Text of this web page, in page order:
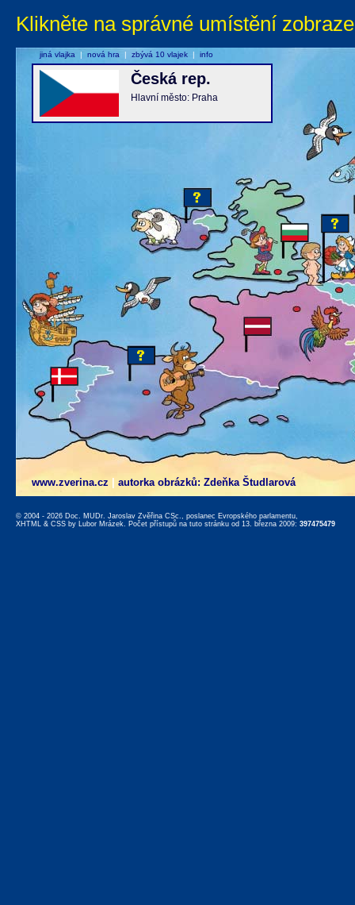
Klikněte na správné umístění
www.zverina.cz autorka obrázků: Zdeňka Študlarová
Česká rep.
Hlavní město: Praha
jiná vlajka | nová hra | zbývá 10 vlajek | info
© 2004 - 2026 Doc. MUDr. Jaroslav Zvěřina CSc., poslanec Evropského parlamentu,
XHTML & CSS by Lubor Mrázek. Počet přístupů na tuto stránku od 13. března 2009: 397475479